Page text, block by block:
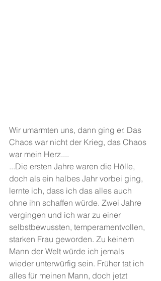
Wir umarmten uns, dann ging er. Das
Chaos war nicht der Krieg, das Chaos
war mein Herz....
...Die ersten Jahre waren die Hölle,
doch als ein halbes Jahr vorbei ging,
lernte ich, dass ich das alles auch
ohne ihn schaffen würde. Zwei Jahre
vergingen und ich war zu einer
selbstbewussten, temperamentvollen,
starken Frau geworden. Zu keinem
Mann der Welt würde ich jemals
wieder unterwürfig sein. Früher tat ich
alles für meinen Mann, doch jetzt